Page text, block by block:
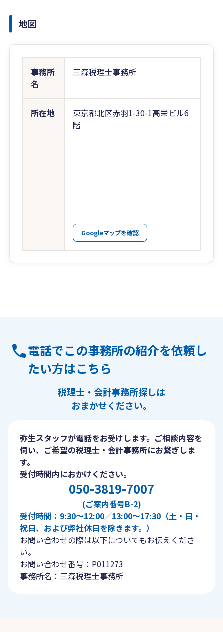
地図
事務所
名
三森税理士事務所
所在地
東京都北区赤羽1-30-1高栄ビル6
階
Googleマップを確認
電話でこの事務所の紹介を依頼し
たい方はこちら
税理士・会計事務所探しは
おまかせください。
弥生スタッフが電話をお受けします。ご相談内容を
伺い、ご希望の税理士・会計事務所にお繋ぎしま
す。
受付時間内におかけください。
050-3819-7007
(ご案内番号B-2)
受付時間：9:30〜12:00／13:00〜17:30（土・日・
祝日、および弊社休日を除きます。）
お問い合わせの際は以下についてもお伝えくださ
い。
お問い合わせ番号：P011273
事務所名：三森税理士事務所